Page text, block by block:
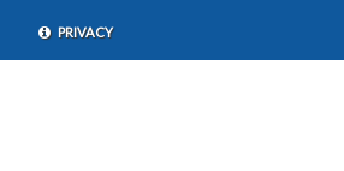
PRIVACY